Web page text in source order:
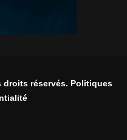
droits réservés. Politiques